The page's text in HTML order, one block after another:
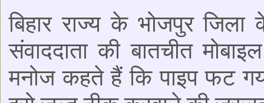
बिहार राज्य के भोजपुर
संवाददाता की बातचीत
मनोज कहते हैं कि पाइप फट